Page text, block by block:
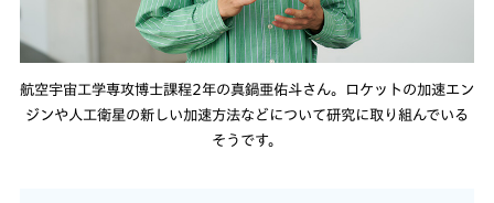
航空宇宙工学専攻博士課程2年の真鍋亜佑斗さん。ロケットの加速エン
ジンや人工衛星の新しい加速方法などについて研究に取り組んでいる
そうです。